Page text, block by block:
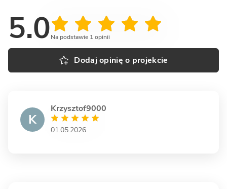
5.0Na podstawie 1 opinii
Dodaj opinię o projekcie
K
Krzysztof9000
01.05.2026